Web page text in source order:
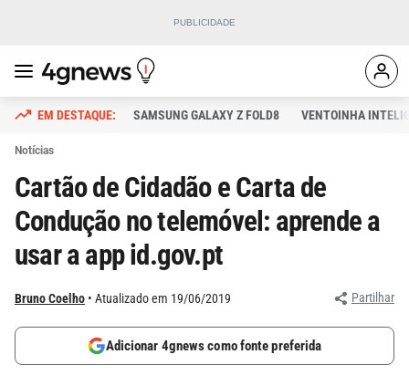
SAMSUNG GALAXY Z FOLD8 VENTOINHA
Notícias
Cartão de Cidadão e Carta de
Condução no telemóvel: aprende a
usar a app id.gov.pt
Bruno Coelho Atualizado em 19/06/2019 Partilhar
Adicionar 4gnews como fonte preferida